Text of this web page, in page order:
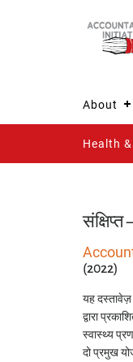
About
Health
(2022)
यह दस्तावेज़
द्वारा
स्वास्थ्य
दो प्रमुख